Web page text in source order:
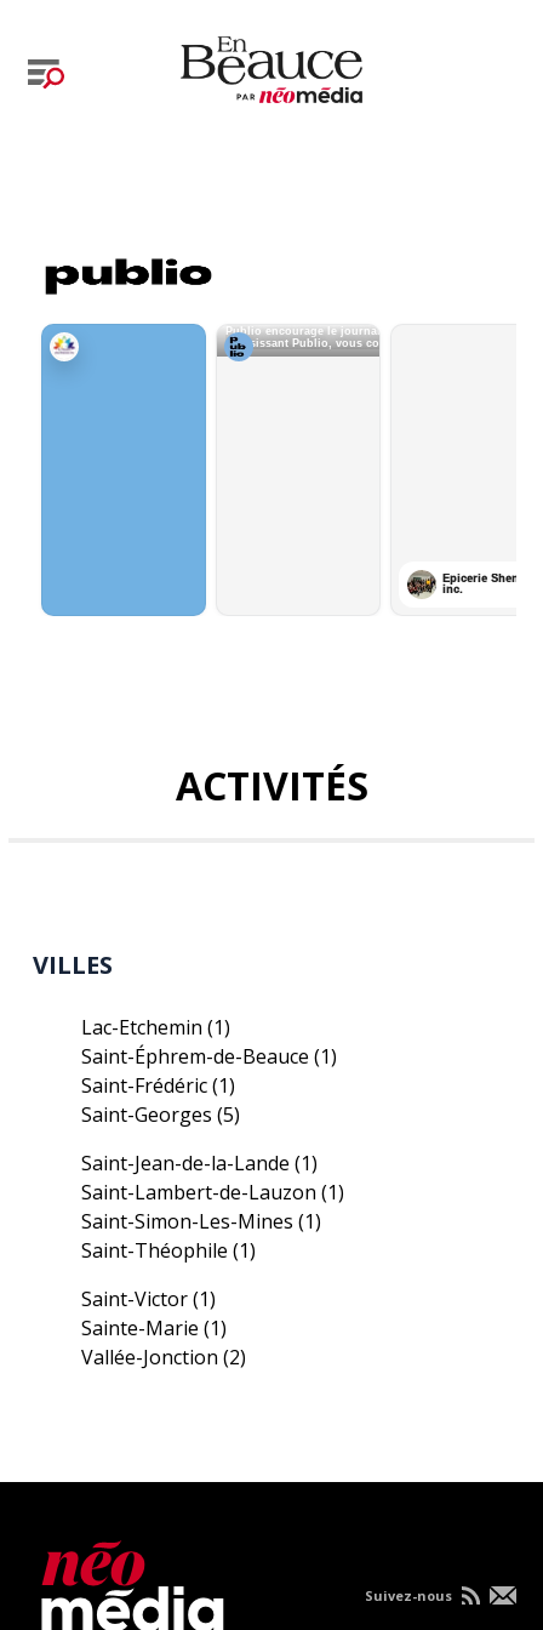
ACTIVITÉS
VILLES
Lac-Etchemin(1)
Saint-Éphrem-de-Beauce(1)
Saint-Frédéric(1)
Saint-Georges(5)
Saint-Jean-de-la-Lande(1)
Saint-Lambert-de-Lauzon(1)
Saint-Simon-Les-Mines(1)
Saint-Théophile(1)
Saint-Victor(1)
Sainte-Marie(1)
Vallée-Jonction(2)
Suivez-nous